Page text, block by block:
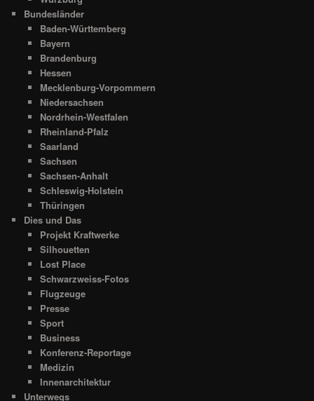
Bundesländer
Baden-Württemberg
Bayern
Brandenburg
Hessen
Mecklenburg-Vorpommern
Niedersachsen
Nordrhein-Westfalen
Rheinland-Pfalz
Saarland
Sachsen
Sachsen-Anhalt
Schleswig-Holstein
Thüringen
Dies und Das
Projekt Kraftwerke
Silhouetten
Lost Place
Schwarzweiss-Fotos
Flugzeuge
Presse
Sport
Business
Konferenz-Reportage
Medizin
Innenarchitektur
Unterwegs